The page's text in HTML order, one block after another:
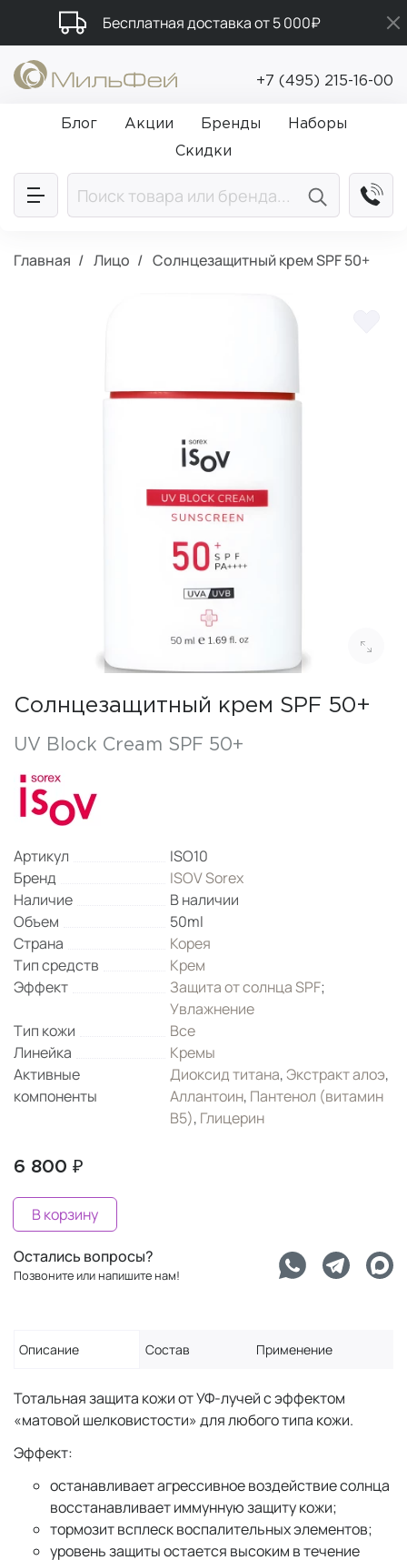
Бесплатная доставка от 5 000₽
Подарки в каждый заказ от 5 000₽
Промокод ПРИВЕТ
+7 (495) 215-16-00
Блог Акции Бренды
Наборы
Скидки
Главная Лицо Солнцезащитный крем SPF 50+
Солнцезащитный крем SPF 50+
UV Block Cream SPF 50+
Артикул
ISO10
Бренд
ISOV Sorex
Наличие
В наличии
Объем
50ml
Страна
Корея
Тип средств
Крем
Эффект
Защита от солнца SPF;
Увлажнение
Тип кожи
Все
Линейка
Кремы
Активные
компоненты
Диоксид титана,Экстракт алоэ,
Аллантоин, Пантенол (витамин
B5), Глицерин
6 800 ₽
В корзину
Остались вопросы?
Позвоните или напишите нам!
Описание Состав Применение
Тотальная защита кожи от УФ-лучей с эффектом
«матовой шелковистости» для любого типа кожи.
Эффект:
останавливает агрессивное воздействие солнца
восстанавливает иммунную защиту кожи;
тормозит всплеск воспалительных элементов;
уровень защиты остается высоким в течение